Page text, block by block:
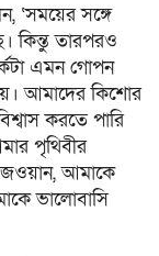
‘সময়ের সঙ্গে
কিন্তু তারপরও
এমন গোপন
আমাদের কিশোর
করতে পারি
পৃথিবীর
আমাকে
ভালোবাসি